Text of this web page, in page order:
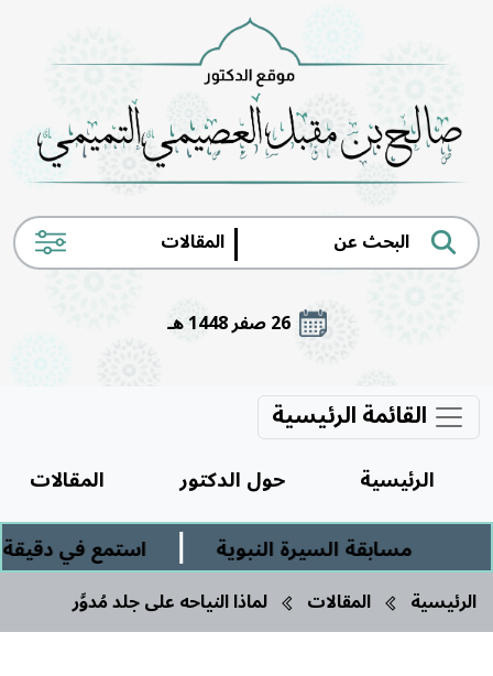
|
26 صفر 1448 هـ
القائمة الرئيسية
الرئيسية حول الدكتور
المقالات
مسابقة السيرة النبوية
| استمع في
الرئيسية المقالات لماذا النياحه على جلد مُدوَّر